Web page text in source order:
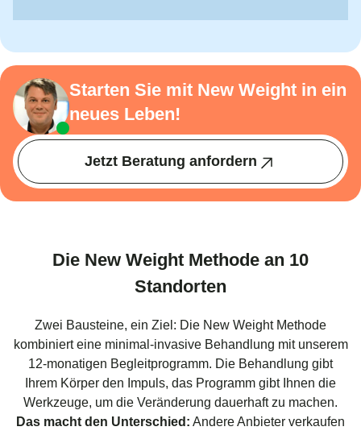
Starten Sie mit New Weight in ein
neues Leben!
Jetzt Beratung anfordern
Die New Weight Methode an 10
Standorten
Zwei Bausteine, ein Ziel: Die New Weight Methode
kombiniert eine minimal-invasive Behandlung mit unserem
12-monatigen Begleitprogramm. Die Behandlung gibt
Ihrem Körper den Impuls, das Programm gibt Ihnen die
Werkzeuge, um die Veränderung dauerhaft zu machen.
Das macht den Unterschied: Andere Anbieter verkaufen